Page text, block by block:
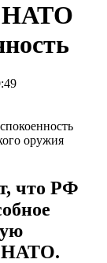
НАТО
оружия
что РФ
НАТО.